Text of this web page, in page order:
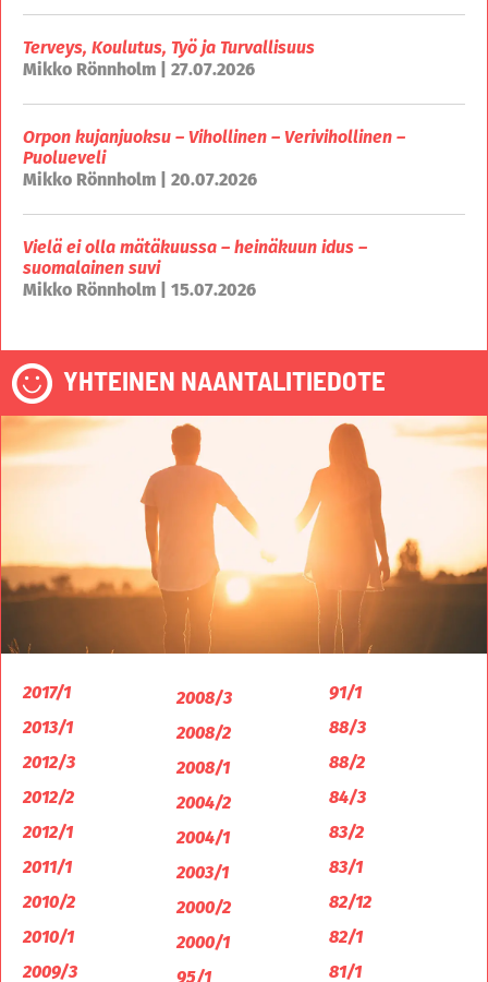
Terveys, Koulutus, Työ ja Turvallisuus
Mikko Rönnholm | 27.07.2026
Orpon kujanjuoksu – Vihollinen – Verivihollinen –
Puolueveli
Mikko Rönnholm | 20.07.2026
Vielä ei olla mätäkuussa – heinäkuun idus –
suomalainen suvi
Mikko Rönnholm | 15.07.2026
YHTEINEN NAANTALITIEDOTE
2017/1
2013/1
2012/3
2012/2
2012/1
2011/1
2010/2
2010/1
2009/3
2008/3
2008/2
2008/1
2004/2
2004/1
2003/1
2000/2
2000/1
95/1
91/1
88/3
88/2
84/3
83/2
83/1
82/12
82/1
81/1